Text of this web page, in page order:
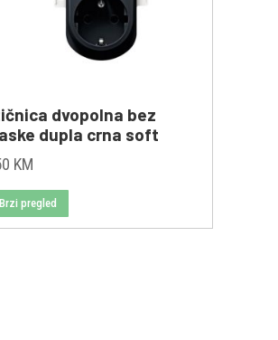
dvopolna bez
dupla crna soft
KM
Brzi pregled